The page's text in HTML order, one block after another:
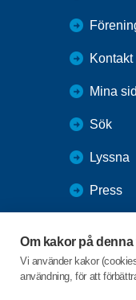
Om kakor på
Vi använder kakor
användning, för att
Kontakt
Mina
Sök
Lyssna
Press
SPF